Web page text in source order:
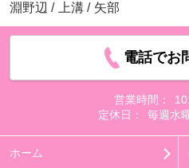
淵野辺 / 上溝 / 矢部
電話でお
営業時間：
定休日：
毎週水
ホーム